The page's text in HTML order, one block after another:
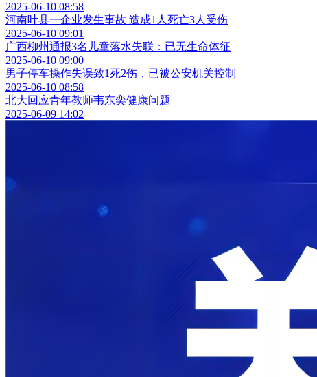
2025-06-10 08:58
河南叶县一企业发生事故 造成1人死亡3人受伤
2025-06-10 09:01
广西柳州通报3名儿童落水失联：已无生命体征
2025-06-10 09:00
男子停车操作失误致1死2伤，已被公安机关控制
2025-06-10 08:58
北大回应青年教师韦东奕健康问题
2025-06-09 14:02